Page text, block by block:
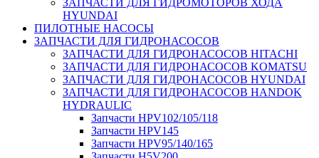
HYUNDAI
ПИЛОТНЫЕ НАСОСЫ
ЗАПЧАСТИ ДЛЯ ГИДРОНАСОСОВ
ЗАПЧАСТИ ДЛЯ ГИДРОНАСОСОВ HITACHI
ЗАПЧАСТИ ДЛЯ ГИДРОНАСОСОВ KOMATSU
ЗАПЧАСТИ ДЛЯ ГИДРОНАСОСОВ HYUNDAI
ЗАПЧАСТИ ДЛЯ ГИДРОНАСОСОВ HANDOK
HYDRAULIC
Запчасти HPV102/105/118
Запчасти HPV145
Запчасти HPV95/140/165